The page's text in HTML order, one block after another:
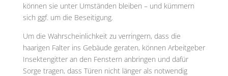
können sie unter Umständen bleiben – und kümmern
sich ggf. um die Beseitigung.
Um die Wahrscheinlichkeit zu verringern, dass die
haarigen Falter ins Gebäude geraten, können Arbeitgeber
Insektengitter an den Fenstern anbringen und dafür
Sorge tragen, dass Türen nicht länger als notwendig